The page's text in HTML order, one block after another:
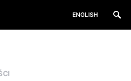
ENGLISH